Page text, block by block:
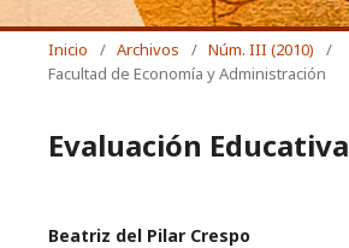
Inicio / Archivos / Núm. III (2010)
/
Facultad de Economía y Administración
Evaluación Educativa
Beatriz del Pilar Crespo